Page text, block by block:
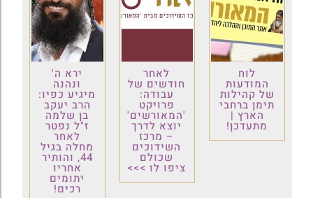
לוח
המודעות
של קהילות
תימן ברחבי
הארץ |
מתעדכן!
לאחר
חודשים של
עבודה:
פרויקט
'המאורשים'
יוצא לדרך
– מרכז
השידוכים
שכולם
ציפו לו >>>
ירא ה'
ונהנה
מיגיע כפיו:
הרב יעקב
בן שלמה
ז"ל נפטר
לאחר
מחלה בגיל
44, והותיר
אחריו
יתומים
רכים!